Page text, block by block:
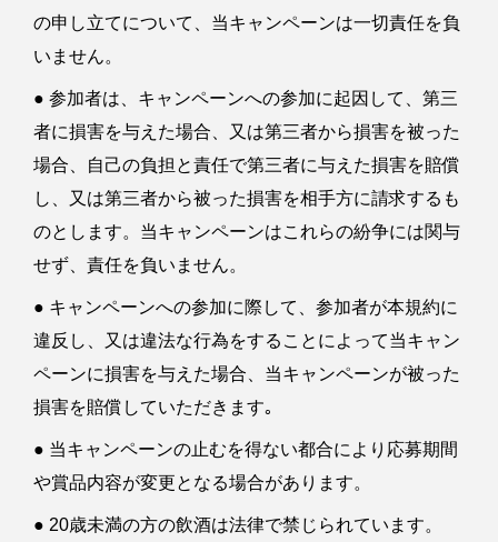
の申し立てについて、当キャンペーンは一切責任を負
いません。
● 参加者は、キャンペーンへの参加に起因して、第三
者に損害を与えた場合、又は第三者から損害を被った
場合、自己の負担と責任で第三者に与えた損害を賠償
し、又は第三者から被った損害を相手方に請求するも
のとします。当キャンペーンはこれらの紛争には関与
せず、責任を負いません。
● キャンペーンへの参加に際して、参加者が本規約に
違反し、又は違法な行為をすることによって当キャン
ペーンに損害を与えた場合、当キャンペーンが被った
損害を賠償していただきます｡
● 当キャンペーンの止むを得ない都合により応募期間
や賞品内容が変更となる場合があります。
● 20歳未満の方の飲酒は法律で禁じられています。